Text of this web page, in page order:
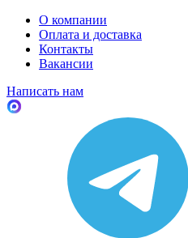
О компании
Оплата и доставка
Контакты
Вакансии
Написать нам